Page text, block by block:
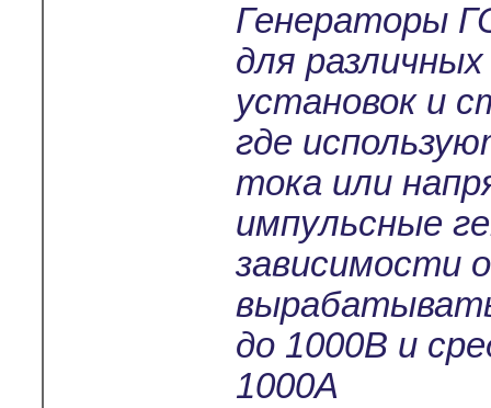
Генераторы
для
установок и
где
тока или
импульсные
зависимости
до 1000В и
1000А